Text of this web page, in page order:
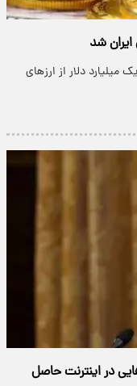
ایران شد
میلیارد دلار از ارزهای
در اینترنت حاصل